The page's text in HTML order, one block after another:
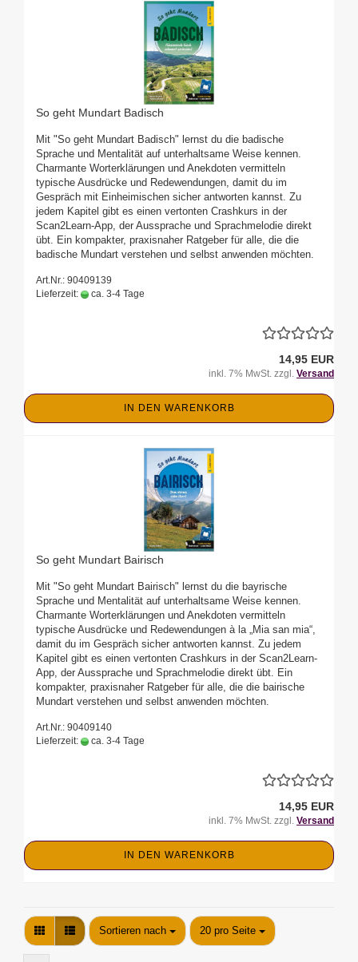
So geht Mundart Badisch
Mit "So geht Mundart Badisch" lernst du die badische
Sprache und Mentalität auf unterhaltsame Weise kennen.
Charmante Worterklärungen und Anekdoten vermitteln
typische Ausdrücke und Redewendungen, damit du im
Gespräch mit Einheimischen sicher antworten kannst. Zu
jedem Kapitel gibt es einen vertonten Crashkurs in der
Scan2Learn-App, der Aussprache und Sprachmelodie direkt
übt. Ein kompakter, praxisnaher Ratgeber für alle, die die
badische Mundart verstehen und selbst anwenden möchten.
Art.Nr.: 90409139
Lieferzeit:
ca. 3-4 Tage
14,95 EUR
inkl. 7% MwSt. zzgl. Versand
IN DEN WARENKORB
So geht Mundart Bairisch
Mit "So geht Mundart Bairisch" lernst du die bayrische
Sprache und Mentalität auf unterhaltsame Weise kennen.
Charmante Worterklärungen und Anekdoten vermitteln
typische Ausdrücke und Redewendungen à la „Mia san mia“,
damit du im Gespräch sicher antworten kannst. Zu jedem
Kapitel gibt es einen vertonten Crashkurs in der Scan2Learn-
App, der Aussprache und Sprachmelodie direkt übt. Ein
kompakter, praxisnaher Ratgeber für alle, die die bairische
Mundart verstehen und selbst anwenden möchten.
Art.Nr.: 90409140
Lieferzeit:
ca. 3-4 Tage
14,95 EUR
inkl. 7% MwSt. zzgl. Versand
IN DEN WARENKORB
Sortieren nach
Sortieren nach 20 pro Seite
pro Seite